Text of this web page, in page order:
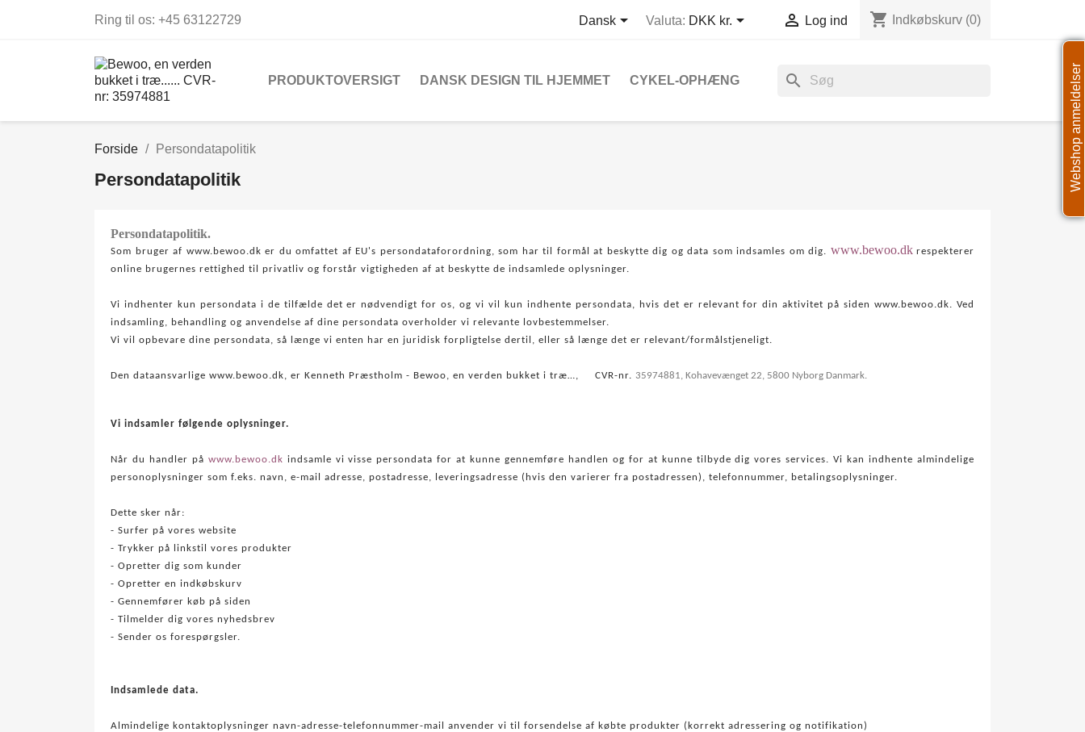
Ring til os: +45 63122729 Dansk Valuta: DKK kr.  Log ind shopping_cart Indkøbskurv (0)
PRODUKTOVERSIGT DANSK DESIGN TIL HJEMMET CYKEL-OPHÆNG search
Forside Persondatapolitik
Persondatapolitik
Persondatapolitik.
Som bruger af www.bewoo.dk er du omfattet af EU's persondataforordning, som har til formål at beskytte dig og data som indsamles om dig. www.bewoo.dkrespekterer
online brugernes rettighed til privatliv og forstår vigtigheden af at beskytte de indsamlede oplysninger.
Vi indhenter kun persondata i de tilfælde det er nødvendigt for os, og vi vil kun indhente persondata, hvis det er relevant for din aktivitet på siden www.bewoo.dk. Ved
indsamling, behandling og anvendelse af dine persondata overholder vi relevante lovbestemmelser.
Vi vil opbevare dine persondata, så længe vi enten
har en juridisk forpligtelse dertil, eller så længe det er relevant/formålstjeneligt.
Den dataansvarlige www.bewoo.dk, er Kenneth Præstholm - Bewoo, en verden bukket i træ…, CVR-nr. 35974881, Kohavevænget 22, 5800 Nyborg Danmark.
Vi indsamler følgende oplysninger.
Når du handler på www.bewoo.dk indsamle vi visse persondata for at kunne gennemføre handlen og for at kunne tilbyde dig vores services. Vi kan indhente almindelige
personoplysninger som f.eks. navn, e-mail adresse, postadresse, leveringsadresse (hvis den varierer fra postadressen), telefonnummer, betalingsoplysninger.
Dette sker når:
- Surfer på vores website
- Trykker på linkstil vores produkter
- Opretter dig som kunder
- Opretter en indkøbskurv
- Gennemfører køb på siden
- Tilmelder dig vores nyhedsbrev
- Sender os forespørgsler.
Indsamlede data.
Almindelige kontaktoplysninger navn-adresse-telefonnummer-mail anvender vi til forsendelse af købte produkter (korrekt adressering og notifikation)
Webshop anmeldelser